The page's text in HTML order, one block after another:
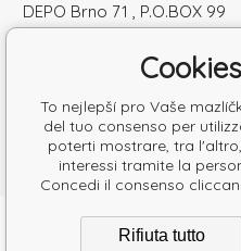
DEPO Brno 71 , P.O.BOX 99
Česká republika
Partita IVA: SK2120864328
Copyright © 2026
To nejlepší pro Vaše
del tuo consenso per
poterti mostrare, tra
interessi tramite la
Concedi il consenso
Rifiuta tutto